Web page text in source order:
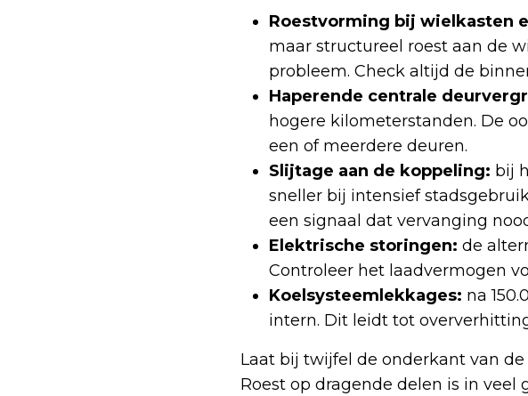
Roestvorming bij wielkasten
maar structureel roest aan de
probleem. Check altijd de
Haperende centrale
hogere kilometerstanden. De
een of meerdere deuren.
Slijtage aan de koppeling: bij
sneller bij intensief
een signaal dat vervanging
Elektrische storingen: de
Controleer het laadvermogen
Koelsysteemlekkages: na
intern. Dit leidt tot
Laat bij twijfel de onderkant van
Roest op dragende delen is in veel